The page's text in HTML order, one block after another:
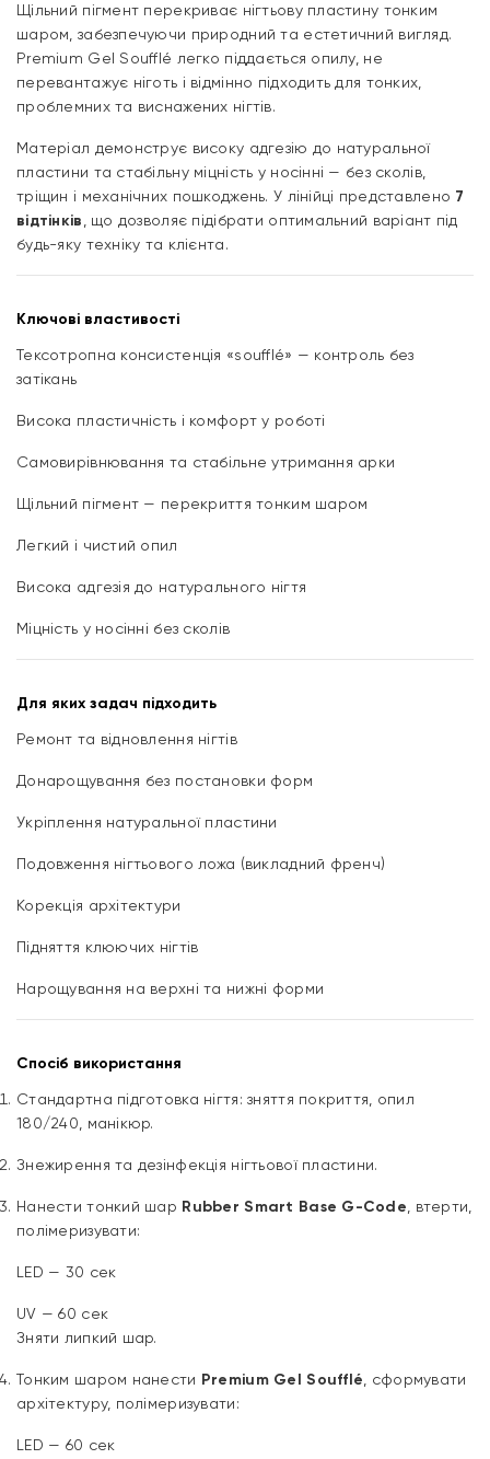
Щільний пігмент перекриває нігтьову пластину тонким
шаром, забезпечуючи природний та естетичний вигляд.
Premium Gel Soufflé легко піддається опилу, не
перевантажує ніготь і відмінно підходить для тонких,
проблемних та виснажених нігтів.
Матеріал демонструє високу адгезію до натуральної
пластини та стабільну міцність у носінні — без сколів,
тріщин і механічних пошкоджень. У лінійці представлено 7
відтінків
, що дозволяє підібрати оптимальний варіант під
будь-яку техніку та клієнта.
Ключові властивості
Тексотропна консистенція «soufflé» — контроль без
затікань
Висока пластичність і комфорт у роботі
Самовирівнювання та стабільне утримання арки
Щільний пігмент — перекриття тонким шаром
Легкий і чистий опил
Висока адгезія до натурального нігтя
Міцність у носінні без сколів
Для яких задач підходить
Ремонт та відновлення нігтів
Донарощування без постановки форм
Укріплення натуральної пластини
Подовження нігтьового ложа (викладний френч)
Корекція архітектури
Підняття клюючих нігтів
Нарощування на верхні та нижні форми
Спосіб використання
Стандартна підготовка нігтя: зняття покриття, опил
180/240, манікюр.
Знежирення та дезінфекція нігтьової пластини.
Нанести тонкий шар Rubber Smart Base G-Code , втерти,
полімеризувати:
LED — 30 сек
UV — 60 сек
Зняти липкий шар.
Тонким шаром нанести Premium Gel Soufflé , сформувати
архітектуру, полімеризувати:
LED — 60 сек